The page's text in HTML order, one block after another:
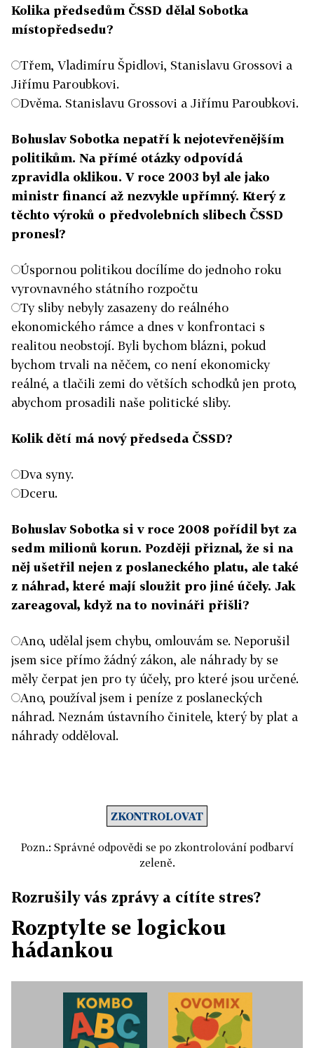
Kolika předsedům ČSSD dělal Sobotka
místopředsedu?
Třem, Vladimíru Špidlovi, Stanislavu Grossovi a
Jiřímu Paroubkovi.
Dvěma. Stanislavu Grossovi a Jiřímu Paroubkovi.
Bohuslav Sobotka nepatří k nejotevřenějším
politikům. Na přímé otázky odpovídá
zpravidla oklikou. V roce 2003 byl ale jako
ministr financí až nezvykle upřímný. Který z
těchto výroků o předvolebních slibech ČSSD
pronesl?
Úspornou politikou docílíme do jednoho roku
vyrovnavného státního rozpočtu
Ty sliby nebyly zasazeny do reálného
ekonomického rámce a dnes v konfrontaci s
realitou neobstojí. Byli bychom blázni, pokud
bychom trvali na něčem, co není ekonomicky
reálné, a tlačili zemi do větších schodků jen proto,
abychom prosadili naše politické sliby.
Kolik dětí má nový předseda ČSSD?
Dva syny.
Dceru.
Bohuslav Sobotka si v roce 2008 pořídil byt za
sedm milionů korun. Později přiznal, že si na
něj ušetřil nejen z poslaneckého platu, ale také
z náhrad, které mají sloužit pro jiné účely. Jak
zareagoval, když na to novináři přišli?
Ano, udělal jsem chybu, omlouvám se. Neporušil
jsem sice přímo žádný zákon, ale náhrady by se
měly čerpat jen pro ty účely, pro které jsou určené.
Ano, používal jsem i peníze z poslaneckých
náhrad. Neznám ústavního činitele, který by plat a
náhrady odděloval.
ZKONTROLOVAT
Pozn.: Správné odpovědi se po zkontrolování podbarví
zeleně.
Rozrušily vás zprávy a cítíte stres?
Rozptylte se logickou
hádankou